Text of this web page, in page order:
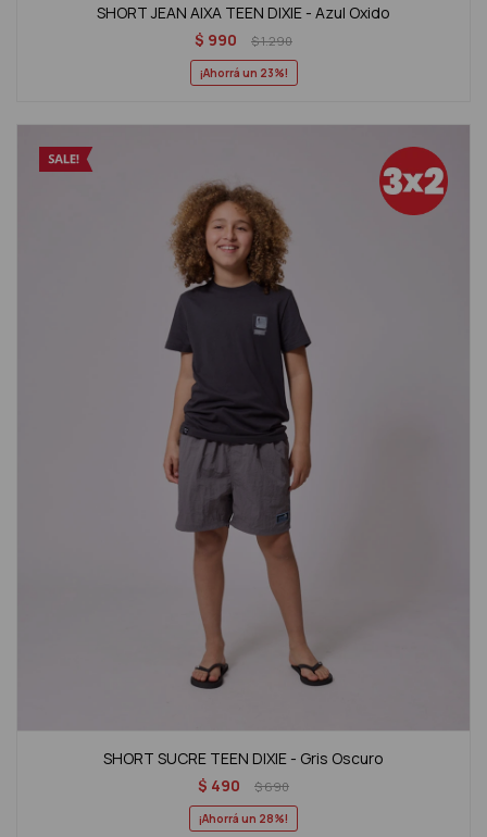
SHORT JEAN AIXA TEEN DIXIE - Azul Oxido
$ 990 $1.290
23
SHORT SUCRE TEEN DIXIE - Gris Oscuro
$ 490 $690
28